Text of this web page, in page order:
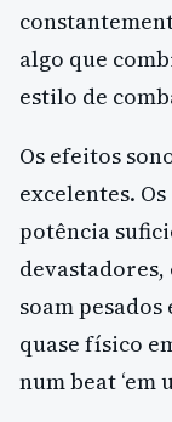
algo que
estilo de
Os efeitos
excelentes.
potência
soam
quase físico
num beat ‘em